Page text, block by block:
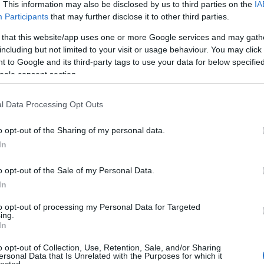
This information may also be disclosed by us to third parties on the
Participants that may further disclose it to other third parties.
that this website/app uses one or more Google services and may
but not limited to your visit or usage behaviour. You may
to Google and its third-party tags to use your data for below
consent section.
Data Processing Opt Outs
opt-out of the Sharing of my personal data.
opt-out of the Sale of my Personal Data.
opt-out of processing my Personal Data for Targeted
opt-out of Collection, Use, Retention, Sale, and/or Sharing
Data that Is Unrelated with the Purposes for which it
Gatsby
( 2) A
víg
Koncert